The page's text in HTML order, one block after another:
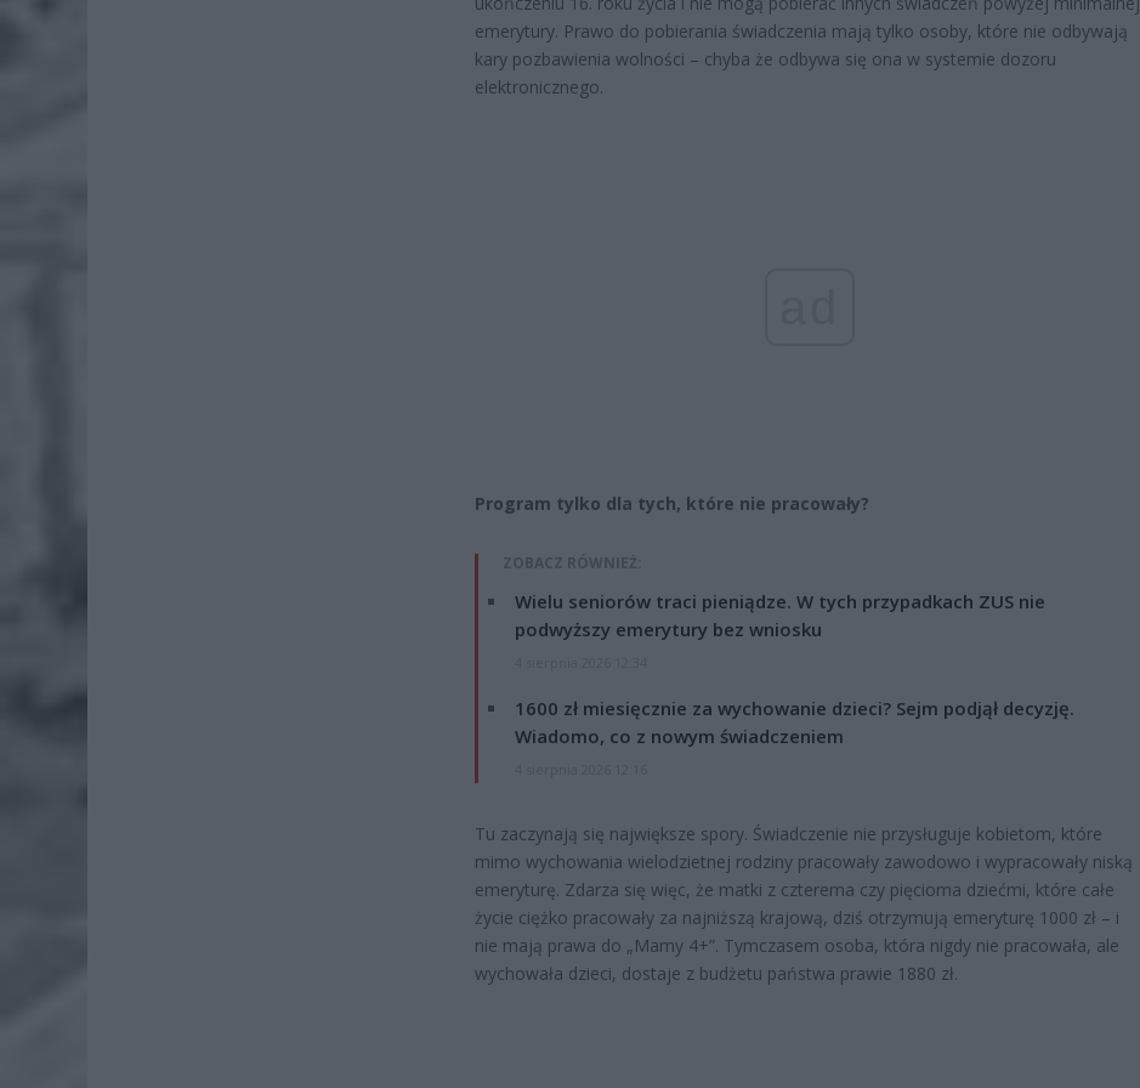
emerytury. Prawo do pobierania świadczenia mają tylko osoby, które nie odbywają
kary pozbawienia wolności – chyba że odbywa się ona w systemie dozoru
elektronicznego.
Program tylko dla tych, które nie pracowały?
ZOBACZ RÓWNIEŻ:
Wielu seniorów traci pieniądze. W tych przypadkach ZUS nie
podwyższy emerytury bez wniosku
1600 zł miesięcznie za wychowanie dzieci? Sejm podjął decyzję.
Wiadomo, co z nowym świadczeniem
Tu zaczynają się największe spory. Świadczenie nie przysługuje kobietom, które
mimo wychowania wielodzietnej rodziny pracowały zawodowo i wypracowały niską
emeryturę. Zdarza się więc, że matki z czterema czy pięcioma dziećmi, które całe
życie ciężko pracowały za najniższą krajową, dziś otrzymują emeryturę 1000 zł – i
nie mają prawa do „Mamy 4+”. Tymczasem osoba, która nigdy nie pracowała, ale
wychowała dzieci, dostaje z budżetu państwa prawie 1880 zł.